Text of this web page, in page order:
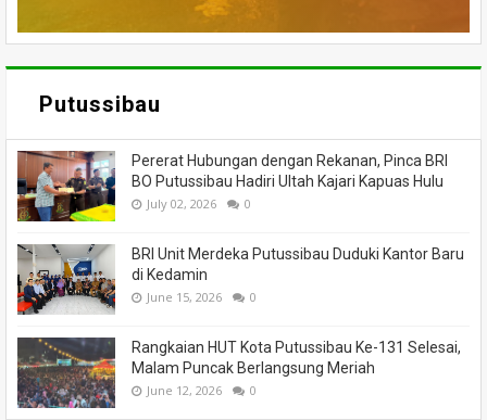
Putussibau
Pererat Hubungan dengan Rekanan, Pinca BRI
BO Putussibau Hadiri Ultah Kajari Kapuas Hulu
July 02, 2026 0
BRI Unit Merdeka Putussibau Duduki Kantor Baru
di Kedamin
June 15, 2026 0
Rangkaian HUT Kota Putussibau Ke-131 Selesai,
Malam Puncak Berlangsung Meriah
June 12, 2026 0